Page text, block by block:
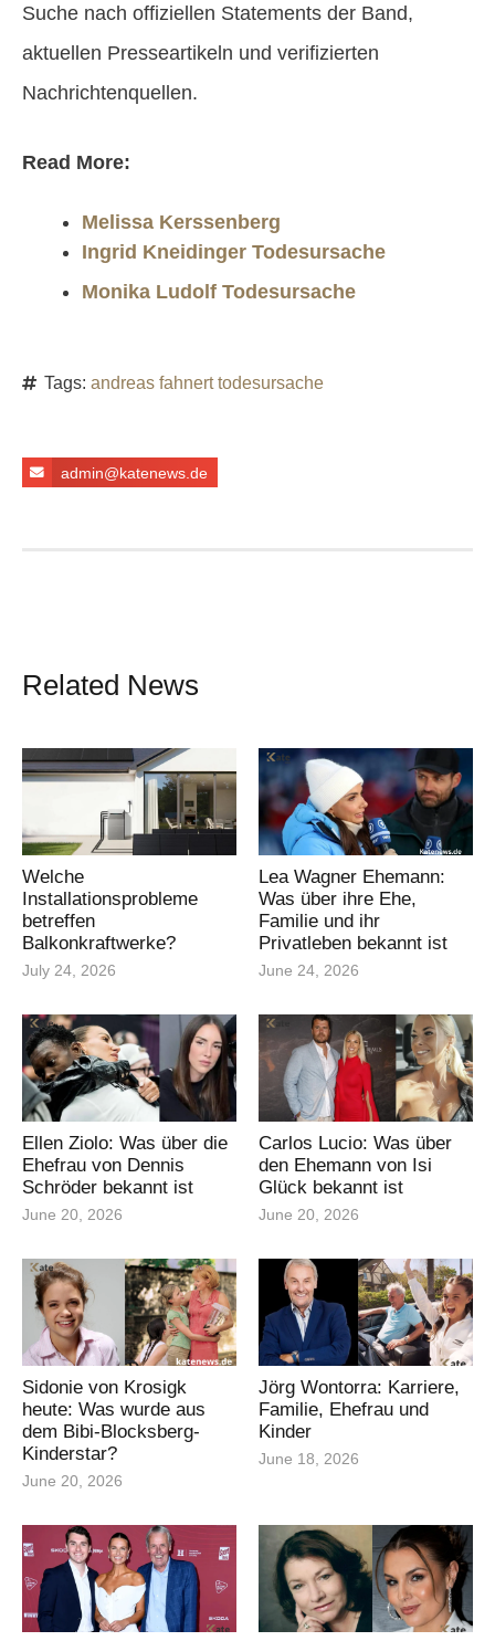
Suche nach offiziellen Statements der Band,
aktuellen Presseartikeln und verifizierten
Nachrichtenquellen.
Read More:
Melissa Kerssenberg
Ingrid Kneidinger Todesursache
Monika Ludolf Todesursache
Tags: andreas fahnert todesursache
admin@katenews.de
Related News
Welche
Installationsprobleme
betreffen
Balkonkraftwerke?
July 24, 2026
Lea Wagner Ehemann:
Was über ihre Ehe,
Familie und ihr
Privatleben bekannt ist
June 24, 2026
Ellen Ziolo: Was über die
Ehefrau von Dennis
Schröder bekannt ist
June 20, 2026
Carlos Lucio: Was über
den Ehemann von Isi
Glück bekannt ist
June 20, 2026
Sidonie von Krosigk
heute: Was wurde aus
dem Bibi-Blocksberg-
Kinderstar?
June 20, 2026
Jörg Wontorra: Karriere,
Familie, Ehefrau und
Kinder
June 18, 2026